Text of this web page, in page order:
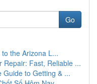
Go
the Arizona L...
Repair: Fast, Reliable ...
Guide to Getting & ...